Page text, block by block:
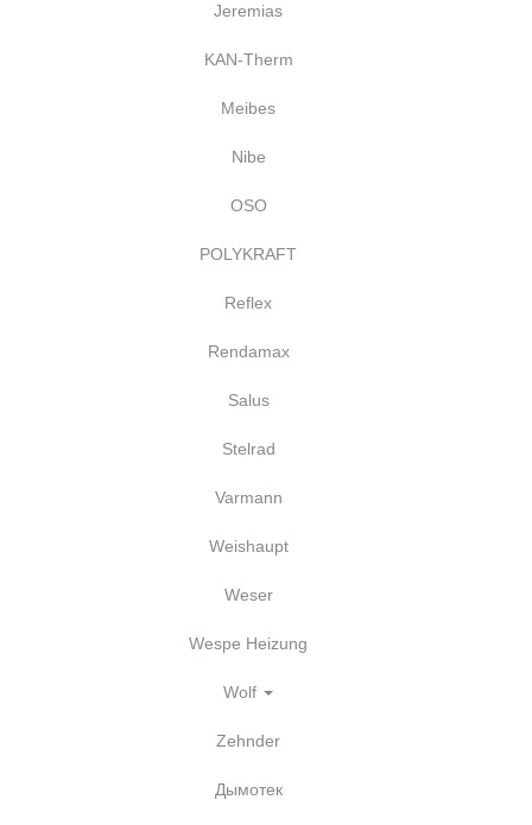
Jeremias
KAN-Therm
Meibes
Nibe
OSO
POLYKRAFT
Reflex
Rendamax
Salus
Stelrad
Varmann
Weishaupt
Weser
Wespe Heizung
Wolf
Zehnder
Дымотек